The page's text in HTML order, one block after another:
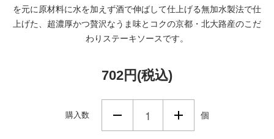
を元に原材料に水を加えず酒で伸ばして仕上げる無加水製法で仕
上げた、超濃厚かつ贅沢なうま味とコクの京都・北大路産のこだ
わりステーキソースです。
702円(税込)
購入数 個